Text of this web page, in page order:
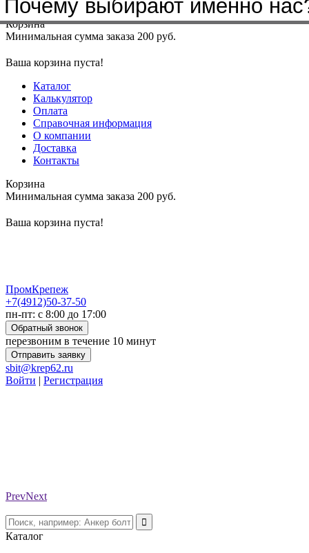
Меню+7(4912)50-37-50sbit@krep62.ru
Корзина
Минимальная сумма заказа 200 руб.
Ваша корзина пуста!
Каталог
Калькулятор
Оплата
Справочная информация
О компании
Доставка
Контакты
Корзина
Минимальная сумма заказа 200 руб.
Ваша корзина пуста!
ПромКрепеж
+7(4912)50-37-50
пн-пт: с 8:00 до 17:00
Обратный звонок
перезвоним в течение 10 минут
Отправить заявку
sbit@krep62.ru
Войти | Регистрация
PrevNext
Каталог
Почему выбирают именно